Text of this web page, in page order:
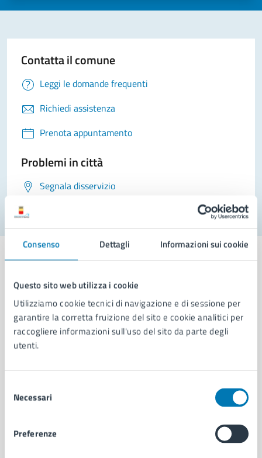
Consenso Dettagli Informazioni sui cookie
Questo sito web utilizza i cookie
Utilizziamo cookie tecnici di navigazione e di sessione per
garantire la corretta fruizione del sito e cookie analitici per
raccogliere informazioni sull'uso del sito da parte degli
utenti.
delNecessari
Preferenze
Contatta il comune
Leggi le domande frequenti
Richiedi assistenza
Prenota appuntamento
Problemi in città
Segnala disservizio
Comune di Napoli
AMMINISTRAZIONE
Aree amministrative
Uffici
Personale amministrativo